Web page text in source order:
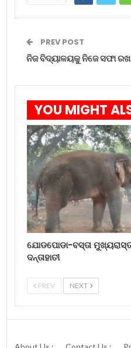
PREV POST
ନିଜ ବିଦ୍ୟାଳୟକୁ ନିଜେ ସଫା
YOU MIGHT
ଯୋଡପୋଡା-ବସ୍ତା
ଦନ୍ତାହାତୀ
PREV NEXT